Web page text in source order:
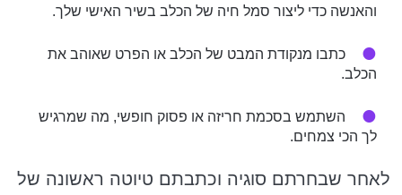
והאנשה כדי ליצור סמל חיה של הכלב בשיר האישי שלך.
כתבו מנקודת המבט של הכלב או הפרט שאוהב את
הכלב.
השתמש בסכמת חריזה או פסוק חופשי, מה שמרגיש
לך הכי צמחים.
לאחר שבחרתם סוגיה וכתבתם טיוטה ראשונה של